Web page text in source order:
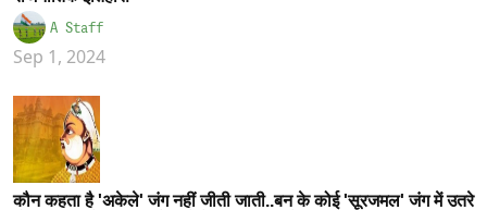
A Staff
Sep 1, 2024
कौन कहता है 'अकेले' जंग नहीं जीती जाती..बन के कोई 'सूरजमल' जंग में उतरे